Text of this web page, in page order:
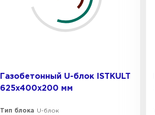
Газобетонный U-блок ISTKULT
625х400х200 мм
Тип блока
U-блок